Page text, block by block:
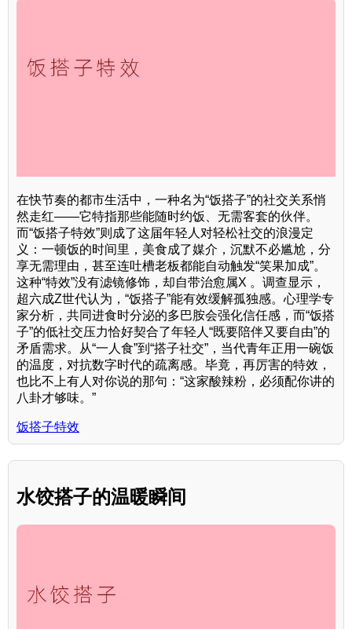
在快节奏的都市生活中，一种名为“饭搭子”的社交关系悄
然走红——它特指那些能随时约饭、无需客套的伙伴。
而“饭搭子特效”则成了这届年轻人对轻松社交的浪漫定
义：一顿饭的时间里，美食成了媒介，沉默不必尴尬，分
享无需理由，甚至连吐槽老板都能自动触发“笑果加成”。
这种“特效”没有滤镜修饰，却自带治愈属X 。调查显示，
超六成Z世代认为，“饭搭子”能有效缓解孤独感。心理学专
家分析，共同进食时分泌的多巴胺会强化信任感，而“饭搭
子”的低社交压力恰好契合了年轻人“既要陪伴又要自由”的
矛盾需求。从“一人食”到“搭子社交”，当代青年正用一碗饭
的温度，对抗数字时代的疏离感。毕竟，再厉害的特效，
也比不上有人对你说的那句：“这家酸辣粉，必须配你讲的
八卦才够味。”
饭搭子特效
水饺搭子的温暖瞬间